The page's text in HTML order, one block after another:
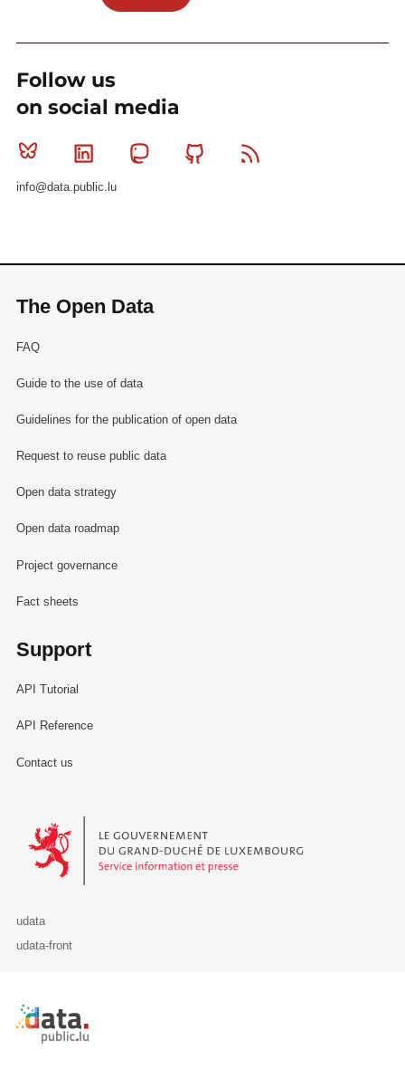
Follow us
on social media
Bluesky Linkedin MastodonGithub
info@data.public.lu
The Open Data
FAQ
Guide to the use of data
Guidelines for the publication of open data
Request to reuse public data
Open data strategy
Open data roadmap
Project governance
Fact sheets
Support
API Tutorial
API Reference
Contact us
Le Gouvernement du Grand-Duché de Luxembourg - Service
udata
udata-front
Retour à l'accueil de data.public.lu